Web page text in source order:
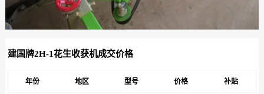
建国牌2H-1花生收获机成交价格
年份 地区 型号 价格 补贴